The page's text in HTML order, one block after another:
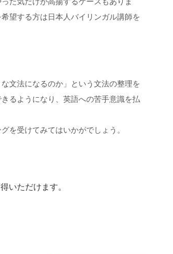
望する方は日本人バイリンガル講師を
文法になるのか」という文法の整理を
るようになり、英語への苦手意識を払
を受けてみてはいかがでしょう。
いただけます。